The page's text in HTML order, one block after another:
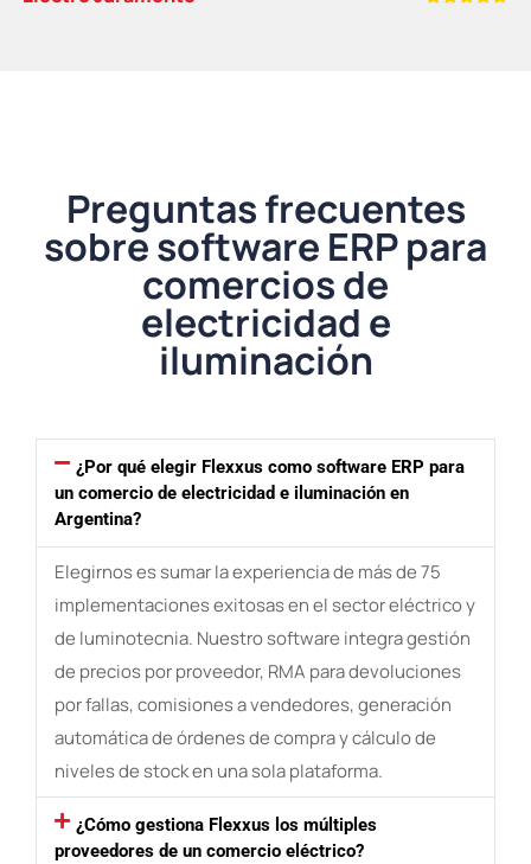
Preguntas frecuentes
sobre software ERP para
comercios de
electricidad e
iluminación
¿Por qué elegir Flexxus como software ERP para
un comercio de electricidad e iluminación en
Argentina?
Elegirnos es sumar la experiencia de más de 75
implementaciones exitosas en el sector eléctrico y
de luminotecnia. Nuestro software integra gestión
de precios por proveedor, RMA para devoluciones
por fallas, comisiones a vendedores, generación
automática de órdenes de compra y cálculo de
niveles de stock en una sola plataforma.
¿Cómo gestiona Flexxus los múltiples
proveedores de un comercio eléctrico?